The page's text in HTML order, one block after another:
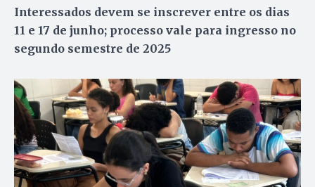
Interessados devem se inscrever entre os dias
11 e 17 de junho; processo vale para ingresso no
segundo semestre de 2025